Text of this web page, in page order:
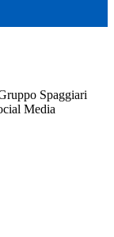
Spaggiari
Media